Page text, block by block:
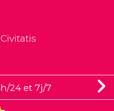
24 et 7j/7